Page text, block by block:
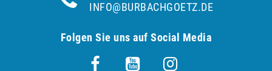
INFO@BURBACHGOETZ.DE
Folgen Sie uns auf Social Media